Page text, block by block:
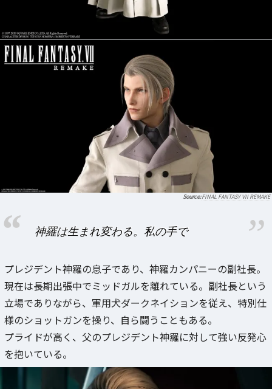
FINAL FANTASY VII REMAKE
神羅は生まれ変わる。私の手で
プレジデント神羅の息子であり、神羅カンパニーの副社長。
現在は長期出張中でミッドガルを離れている。副社長という
立場でありながら、軍用犬ダークネイションを従え、特別仕
様のショットガンを操り、自ら闘うこともある。
プライドが高く、父のプレジデント神羅に対して強い反発心
を抱いている。